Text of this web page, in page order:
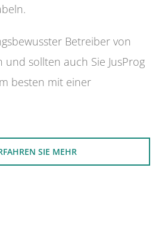
Betreiber von
und sollten auch Sie JusProg
besten mit einer
SIE MEHR